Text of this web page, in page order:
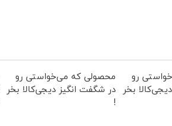
رو
بخر
محصولی که می‌خواستی رو
در شگفت انگیز دیجی‌کالا بخر
!